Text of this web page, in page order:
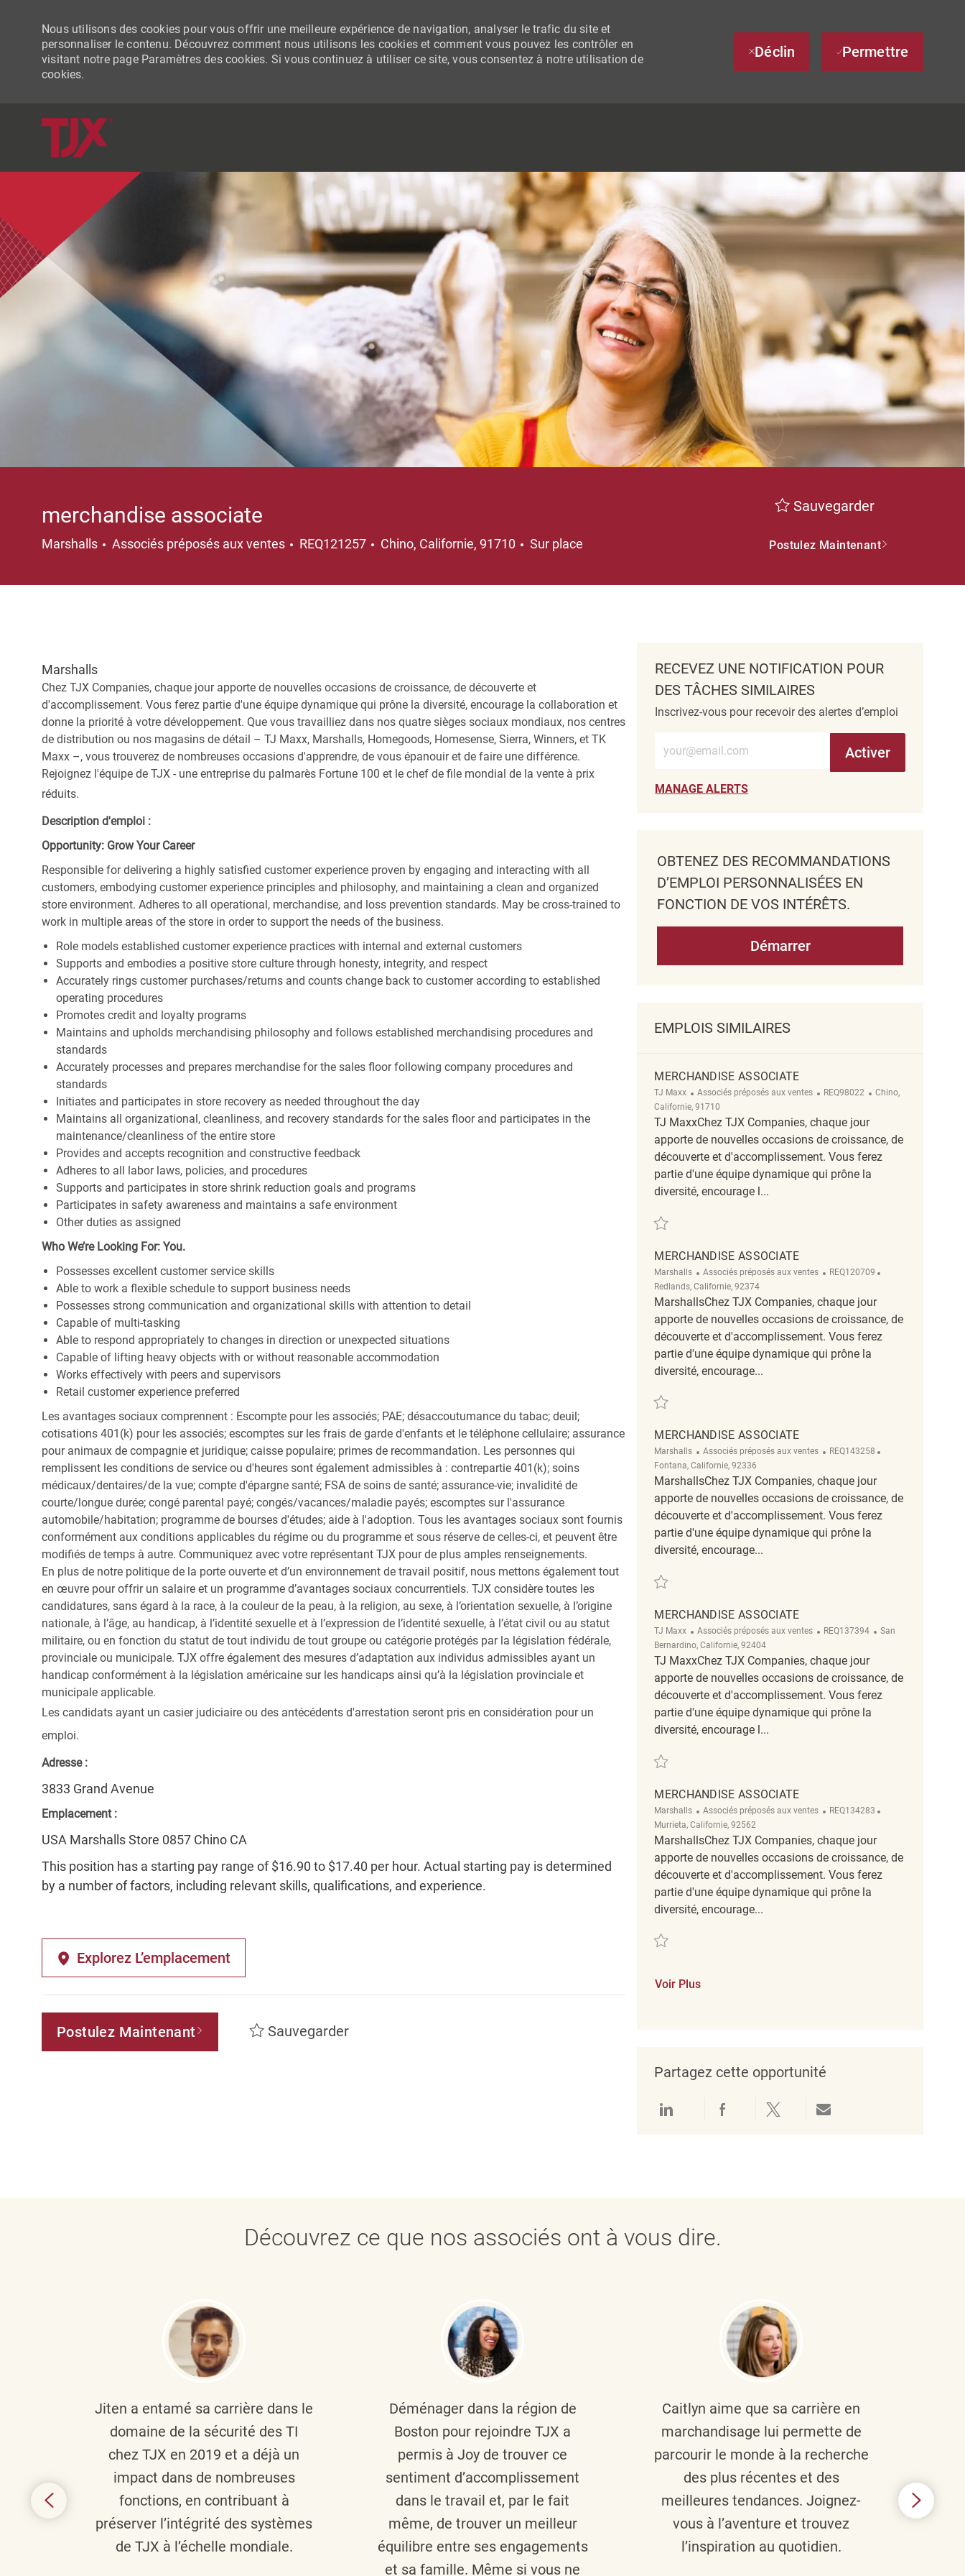
Nous utilisons des cookies pour vous offrir une meilleure expérience de navigation, analyser le trafic du site et
personnaliser le contenu. Découvrez comment nous utilisons les cookies et comment vous pouvez les contrôler en
visitant notre page Paramètres des cookies. Si vous continuez à utiliser ce site, vous consentez à notre utilisation de
cookies.
Déclin Permettre
merchandise associate
Marshalls Catégorie
Associés préposés aux ventes REQ121257 Emplacement
Chino, Californie, 91710 Sur place
Sauvegarder
Postulez Maintenant
Marshalls
Chez TJX Companies, chaque jour apporte de nouvelles occasions de croissance, de découverte et
d'accomplissement. Vous ferez partie d'une équipe dynamique qui prône la diversité, encourage la collaboration et
donne la priorité à votre développement. Que vous travailliez dans nos quatre sièges sociaux mondiaux, nos centres
de distribution ou nos magasins de détail – TJ Maxx, Marshalls, Homegoods, Homesense, Sierra, Winners, et TK
Maxx –, vous trouverez de nombreuses occasions d'apprendre, de vous épanouir et de faire une différence.
Rejoignez l'équipe de TJX - une entreprise du palmarès Fortune 100 et le chef de file mondial de la vente à prix
réduits.
Description d'emploi :
Opportunity: Grow Your Career
Responsible for delivering a highly satisfied customer experience proven by engaging and interacting with all
customers, embodying customer experience principles and philosophy, and maintaining a clean and organized
store environment. Adheres to all operational, merchandise, and loss prevention standards. May be cross-trained to
work in multiple areas of the store in order to support the needs of the business.
Role models established customer experience practices with internal and external customers
Supports and embodies a positive store culture through honesty, integrity, and respect
Accurately rings customer purchases/returns and counts change back to customer according to established
operating procedures
Promotes credit and loyalty programs
Maintains and upholds merchandising philosophy and follows established merchandising procedures and
standards
Accurately processes and prepares merchandise for the sales floor following company procedures and
standards
Initiates and participates in store recovery as needed throughout the day
Maintains all organizational, cleanliness, and recovery standards for the sales floor and participates in the
maintenance/cleanliness of the entire store
Provides and accepts recognition and constructive feedback
Adheres to all labor laws, policies, and procedures
Supports and participates in store shrink reduction goals and programs
Participates in safety awareness and maintains a safe environment
Other duties as assigned
Who We’re Looking For: You.
Possesses excellent customer service skills
Able to work a flexible schedule to support business needs
Possesses strong communication and organizational skills with attention to detail
Capable of multi-tasking
Able to respond appropriately to changes in direction or unexpected situations
Capable of lifting heavy objects with or without reasonable accommodation
Works effectively with peers and supervisors
Retail customer experience preferred
Les avantages sociaux comprennent : Escompte pour les associés; PAE; désaccoutumance du tabac; deuil;
cotisations 401(k) pour les associés; escomptes sur les frais de garde d'enfants et le téléphone cellulaire; assurance
pour animaux de compagnie et juridique; caisse populaire; primes de recommandation. Les personnes qui
remplissent les conditions de service ou d'heures sont également admissibles à : contrepartie 401(k); soins
médicaux/dentaires/de la vue; compte d'épargne santé; FSA de soins de santé; assurance-vie; invalidité de
courte/longue durée; congé parental payé; congés/vacances/maladie payés; escomptes sur l'assurance
automobile/habitation; programme de bourses d'études; aide à l'adoption. Tous les avantages sociaux sont fournis
conformément aux conditions applicables du régime ou du programme et sous réserve de celles-ci, et peuvent être
modifiés de temps à autre. Communiquez avec votre représentant TJX pour de plus amples renseignements.
En plus de notre politique de la porte ouverte et d’un environnement de travail positif, nous mettons également tout
en œuvre pour offrir un salaire et un programme d’avantages sociaux concurrentiels. TJX considère toutes les
candidatures, sans égard à la race, à la couleur de la peau, à la religion, au sexe, à l’orientation sexuelle, à l’origine
nationale, à l’âge, au handicap, à l’identité sexuelle et à l’expression de l’identité sexuelle, à l’état civil ou au statut
militaire, ou en fonction du statut de tout individu de tout groupe ou catégorie protégés par la législation fédérale,
provinciale ou municipale. TJX offre également des mesures d’adaptation aux individus admissibles ayant un
handicap conformément à la législation américaine sur les handicaps ainsi qu’à la législation provinciale et
municipale applicable.
Les candidats ayant un casier judiciaire ou des antécédents d'arrestation seront pris en considération pour un
emploi.
Adresse :
3833 Grand Avenue
Emplacement :
USA Marshalls Store 0857 Chino CA
This position has a starting pay range of $16.90 to $17.40 per hour. Actual starting pay is determined
by a number of factors, including relevant skills, qualifications, and experience.
Explorez L’emplacement
Postulez Maintenant Sauvegarder
RECEVEZ UNE NOTIFICATION POUR
DES TÂCHES SIMILAIRES
Inscrivez-vous pour recevoir des alertes d’emploi
Entrez l’adresse e-mail (obligatoire)
Activer
MANAGE ALERTS
OBTENEZ DES RECOMMANDATIONS
D’EMPLOI PERSONNALISÉES EN
FONCTION DE VOS INTÉRÊTS.
Démarrer
EMPLOIS SIMILAIRES
MERCHANDISE ASSOCIATE
TJ Maxx Catégorie
Associés préposés aux ventes ReqId
REQ98022 Emplacement
Chino,
Californie, 91710
TJ MaxxChez TJX Companies, chaque jour
apporte de nouvelles occasions de croissance, de
découverte et d'accomplissement. Vous ferez
partie d'une équipe dynamique qui prône la
diversité, encourage l...
MERCHANDISE ASSOCIATE
Marshalls Catégorie
Associés préposés aux ventes ReqId
REQ120709
Redlands, Californie, 92374
MarshallsChez TJX Companies, chaque jour
apporte de nouvelles occasions de croissance, de
découverte et d'accomplissement. Vous ferez
partie d'une équipe dynamique qui prône la
diversité, encourage...
Sauvegarder Merchandise Associate REQ120709
MERCHANDISE ASSOCIATE
Marshalls Catégorie
Associés préposés aux ventes ReqId
REQ143258
Fontana, Californie, 92336
MarshallsChez TJX Companies, chaque jour
apporte de nouvelles occasions de croissance, de
découverte et d'accomplissement. Vous ferez
partie d'une équipe dynamique qui prône la
diversité, encourage...
Sauvegarder merchandise associate REQ143258
MERCHANDISE ASSOCIATE
TJ Maxx Catégorie
Associés préposés aux ventes ReqId
REQ137394 Emplacement
San
Bernardino, Californie, 92404
TJ MaxxChez TJX Companies, chaque jour
apporte de nouvelles occasions de croissance, de
découverte et d'accomplissement. Vous ferez
partie d'une équipe dynamique qui prône la
diversité, encourage l...
Sauvegarder Merchandise Associate REQ137394
MERCHANDISE ASSOCIATE
Marshalls Catégorie
Associés préposés aux ventes ReqId
REQ134283
Murrieta, Californie, 92562
MarshallsChez TJX Companies, chaque jour
apporte de nouvelles occasions de croissance, de
découverte et d'accomplissement. Vous ferez
partie d'une équipe dynamique qui prône la
diversité, encourage...
Sauvegarder Merchandise Associate REQ134283
Voir Plus
Partagez cette opportunité
Partager via LinkedInPartager via Facebook
Partager via twitterPartager par e-mail
Découvrez ce que nos associés ont à vous dire.
Jiten a entamé sa carrière dans le
domaine de la sécurité des TI
chez TJX en 2019 et a déjà un
impact dans de nombreuses
fonctions, en contribuant à
préserver l’intégrité des systèmes
de TJX à l’échelle mondiale.
Déménager dans la région de
Boston pour rejoindre TJX a
permis à Joy de trouver ce
sentiment d’accomplissement
dans le travail et, par le fait
même, de trouver un meilleur
équilibre entre ses engagements
et sa famille. Même si vous ne
Caitlyn aime que sa carrière en
marchandisage lui permette de
parcourir le monde à la recherche
des plus récentes et des
meilleures tendances. Joignez-
vous à l’aventure et trouvez
l’inspiration au quotidien.